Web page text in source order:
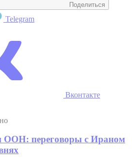
Поделиться
Telegram
Вконтакте
переговоры с Ираном